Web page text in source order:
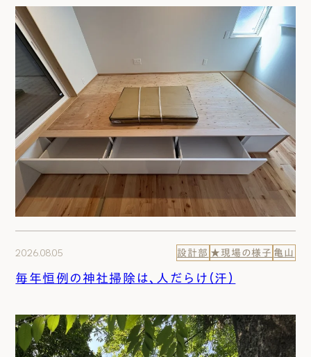
2026.08.05 設計部 ★現場の様子 亀山
毎年恒例の神社掃除は、人だらけ（汗）